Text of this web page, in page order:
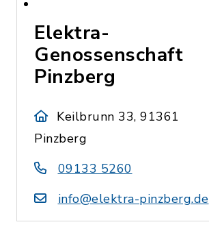
Elektra-
Genossenschaft
Pinzberg
Keilbrunn 33, 91361
Pinzberg
09133 5260
info@elektra-pinzberg.de